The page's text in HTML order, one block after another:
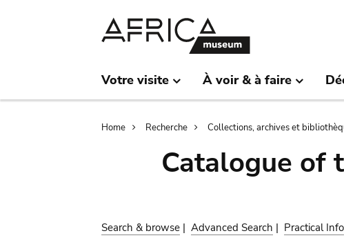
Votre visite À voir & à faire
Breadcrumb
Home Recherche Collections, archives et
Catalogue of
Search & browse | Advanced Search | Practical Info